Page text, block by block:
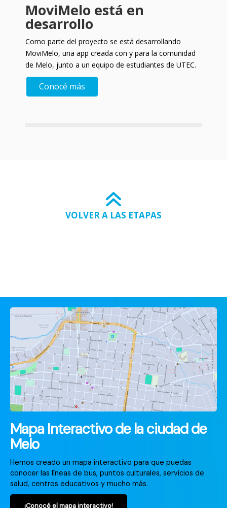
MoviMelo está en
desarrollo
Como parte del proyecto se está desarrollando
MoviMelo, una app creada con y para la comunidad
de Melo, junto a un equipo de estudiantes de UTEC.
Conocé más
VOLVER A LAS ETAPAS
Mapa Interactivo de la ciudad de
Melo
Hemos creado un mapa interactivo para que puedas
conocer las líneas de bus, puntos culturales, servicios de
salud, centros educativos y mucho más.
¡Conocé el mapa interactivo!